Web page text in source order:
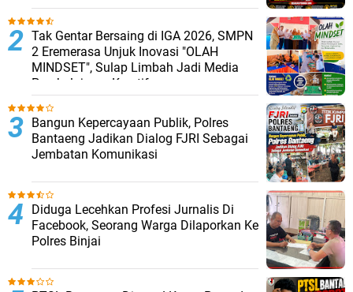
Tak Gentar Bersaing di IGA 2026, SMPN
2 Eremerasa Unjuk Inovasi "OLAH
MINDSET", Sulap Limbah Jadi Media
Pembelajaran Kreatif
Bangun Kepercayaan Publik, Polres
Bantaeng Jadikan Dialog FJRI Sebagai
Jembatan Komunikasi
Diduga Lecehkan Profesi Jurnalis Di
Facebook, Seorang Warga Dilaporkan Ke
Polres Binjai